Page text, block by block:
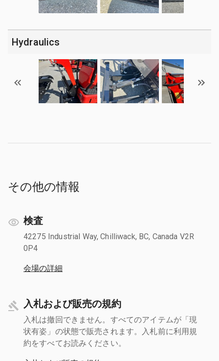
Hydraulics
その他の情報
検査
42275 Industrial Way, Chilliwack, BC, Canada V2R
0P4
会場の詳細
入札および販売の規約
入札は撤回できません。すべてのアイテムが「現
状有姿」の状態で販売されます。入札前に利用規
約をすべてお読みください。